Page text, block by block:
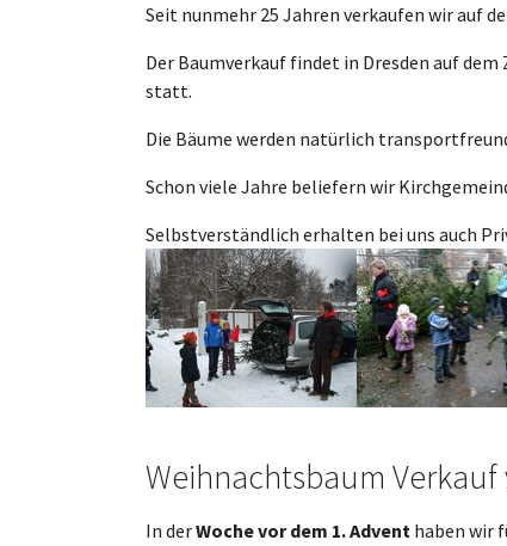
Show larger version Show larger
Seit nunmehr 25 Jahren verkaufen wir auf
Der Baumverkauf findet in Dresden auf dem
statt.
Die Bäume werden natürlich
Schon viele Jahre beliefern wir
Selbstverständlich erhalten bei uns auch
Weihnachtsbaum
In derWoche vor dem 1. Advent haben wir